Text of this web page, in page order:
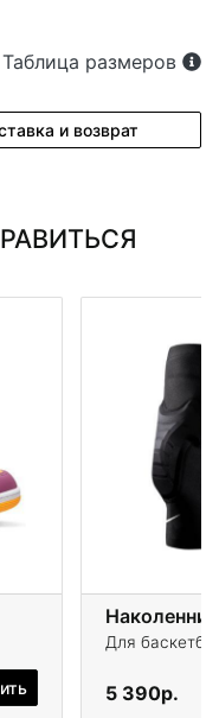
Таблица размеров
и возврат
Для
5 390р.